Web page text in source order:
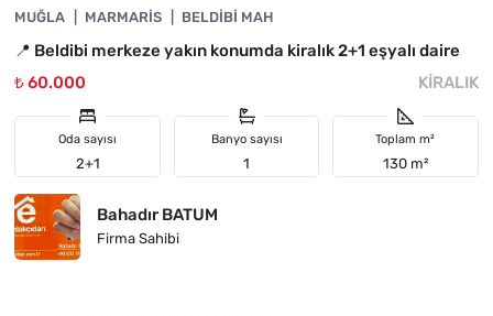
ÖNE ÇIKAN
MUĞLA MARMARIS BELDIBI MAH
📍 Beldibi merkeze yakın konumda kiralık 2+1 eşyalı daire
₺ 60.000
KIRALIK
Oda sayısı
2+1
Banyo sayısı
1
Toplam m²
130 m²
Bahadır BATUM
Firma Sahibi